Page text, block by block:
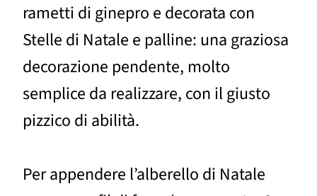
rametti di ginepro e decorata con
Stelle di Natale e palline: una graziosa
decorazione pendente, molto
semplice da realizzare, con il giusto
pizzico di abilità.
Per appendere l’alberello di Natale